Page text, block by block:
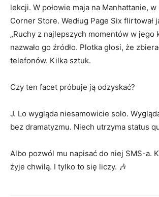
lekcji. W połowie maja na Manhattanie,
Corner Store. Według Page Six flirtował
„Ruchy z najlepszych momentów w jego
nazwało go źródło. Plotka głosi, że
telefonów. Kilka sztuk.
Czy ten facet próbuje ją odzyskać?
J. Lo wygląda niesamowicie solo.
bez dramatyzmu. Niech utrzyma status
Albo pozwól mu napisać do niej SMS-a.
żyje chwilą. I tylko to się liczy. 🎶